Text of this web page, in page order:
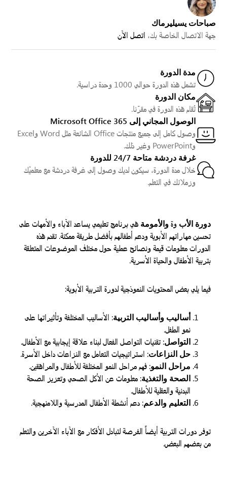
صباحات يسيليرماك
جهة الاتصال الخاصة بك،اتصل الآن
مدة الدورة
تشمل هذه الدورة حوالي 1000 وحدة دراسية.
مكان الدورة
تُقام هذه الدورة في مقرّنا.
الوصول المجاني إلى Microsoft Office 365
‏وصول كامل إلى جميع منتجات Office الشائعة مثل Word وExcel
وPowerPoint وغير ذلك.
غرفة دردشة متاحة 24/7 للدورة
‏خلال مدة الدورة، سيكون لديك وصول إلى غرفة دردشة مع معلميْك
وزملائك في التعلم.
دورة الأبوةوالأمومةهي برنامج تعليمي يساعد الآباء والأمهات على
تحسين مهاراتهم الأبوية ودعم أطفالهم بأفضل طريقة ممكنة. تقدم هذه
الدورات معلومات قيمة ونصائح عملية حول مختلف الموضوعات المتعلقة
بتربية الأطفال والحياة الأسرية.
فيما يلي بعض المحتويات النموذجية لدورة التربية الأبوية:
أساليب وأساليب التربية: الأساليب المختلفة وتأثيراتها على
نمو الطفل.
التواصل: تقنيات التواصل الفعال لبناء علاقة إيجابية مع الأطفال.
حل النزاعات: استراتيجيات التعامل مع النزاعات داخل الأسرة.
مراحل النمو: فهم مراحل النمو المختلفة للأطفال والمراهقين.
الصحة والتغذية: معلومات عن الأكل الصحي وتعزيز الصحة
البدنية والعقلية للأطفال.
التعليم والدعم: دعم أنشطة الأطفال المدرسية واللامنهجية.
توفر دورات التربية أيضاً الفرصة لتبادل الأفكار مع الآباء الآخرين والتعلم
من بعضهم البعض.